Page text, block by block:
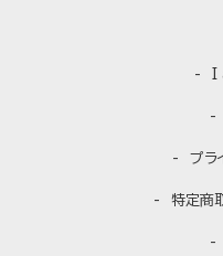
プラ
特定商